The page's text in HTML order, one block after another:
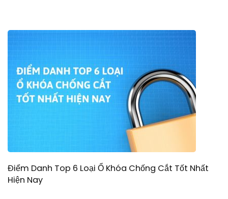
Điểm Danh Top 6 Loại Ổ Khóa Chống Cắt Tốt Nhất
Hiện Nay